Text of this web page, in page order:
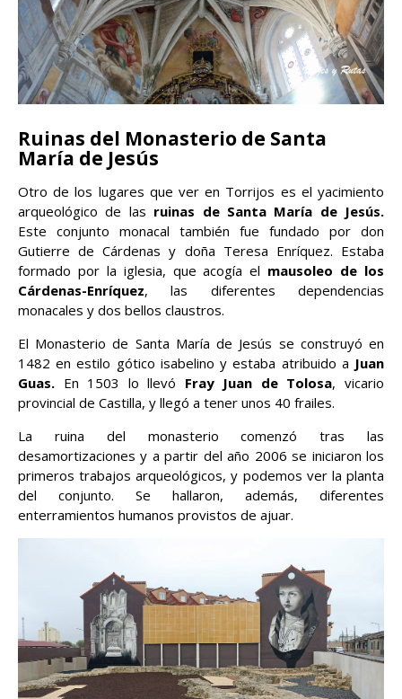
Ruinas del Monasterio de Santa
María de Jesús
Otro de los lugares que ver en Torrijos es el yacimiento
arqueológico de las ruinas de Santa María de Jesús.
Este conjunto monacal también fue fundado por don
Gutierre de Cárdenas y doña Teresa Enríquez. Estaba
formado por la iglesia, que acogía el mausoleo de los
Cárdenas-Enríquez, las diferentes dependencias
monacales y dos bellos claustros.
El Monasterio de Santa María de Jesús se construyó en
1482 en estilo gótico isabelino y estaba atribuido a Juan
Guas. En 1503 lo llevó Fray Juan de Tolosa, vicario
provincial de Castilla, y llegó a tener unos 40 frailes.
La ruina del monasterio comenzó tras las
desamortizaciones y a partir del año 2006 se iniciaron los
primeros trabajos arqueológicos, y podemos ver la planta
del conjunto. Se hallaron, además, diferentes
enterramientos humanos provistos de ajuar.